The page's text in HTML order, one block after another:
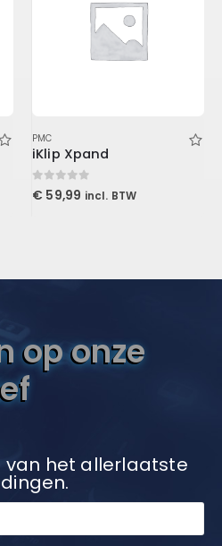
PMC
iKlip Xpand
0out of 5
€ 59,99 incl. BTW
op onze
van het allerlaatste